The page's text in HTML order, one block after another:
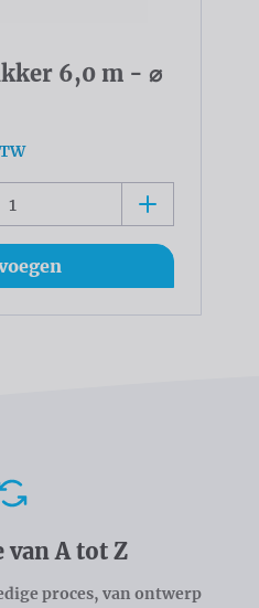
6,0 m - ⌀
van A tot Z
proces, van ontwerp